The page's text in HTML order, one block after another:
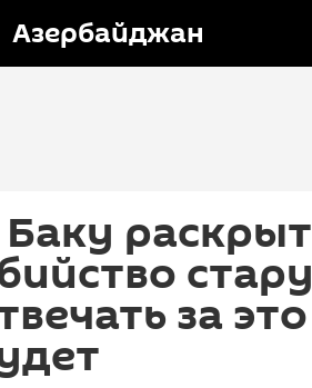
Азербайджан
за